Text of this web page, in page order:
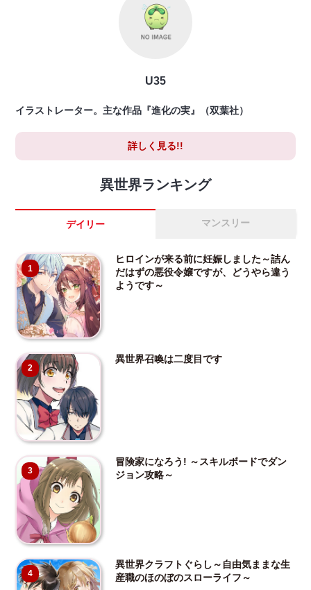
U35
イラストレーター。主な作品『進化の実』（双葉社）
詳しく見る!!
異世界ランキング
デイリー マンスリー
1
ヒロインが来る前に妊娠しました～詰ん
だはずの悪役令嬢ですが、どうやら違う
ようです～
2
異世界召喚は二度目です
3
冒険家になろう! ～スキルボードでダン
ジョン攻略～
4
異世界クラフトぐらし～自由気ままな生
産職のほのぼのスローライフ～